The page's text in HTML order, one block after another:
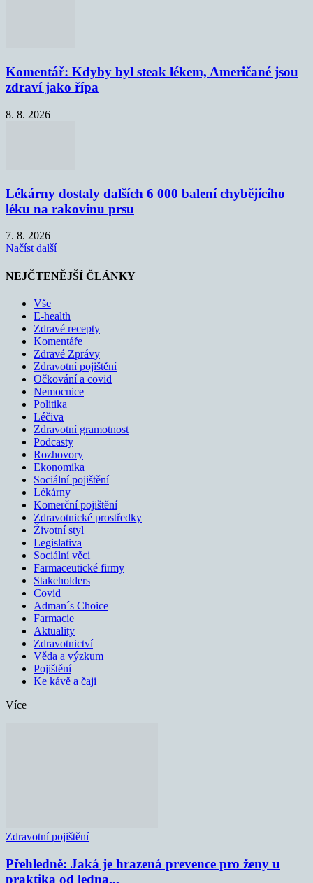
Komentář: Kdyby byl steak lékem, Američané jsou
zdraví jako řípa
8. 8. 2026
Lékárny dostaly dalších 6 000 balení chybějícího
léku na rakovinu prsu
7. 8. 2026
Načíst další
NEJČTENĚJŠÍ ČLÁNKY
Vše
E-health
Zdravé recepty
Komentáře
Zdravé Zprávy
Zdravotní pojištění
Očkování a covid
Nemocnice
Politika
Léčiva
Zdravotní gramotnost
Podcasty
Rozhovory
Ekonomika
Sociální pojištění
Lékárny
Komerční pojištění
Zdravotnické prostředky
Životní styl
Legislativa
Sociální věci
Farmaceutické firmy
Stakeholders
Covid
Adman´s Choice
Farmacie
Aktuality
Zdravotnictví
Věda a výzkum
Pojištění
Ke kávě a čaji
Více
Zdravotní pojištění
Přehledně: Jaká je hrazená prevence pro ženy u
praktika od ledna...